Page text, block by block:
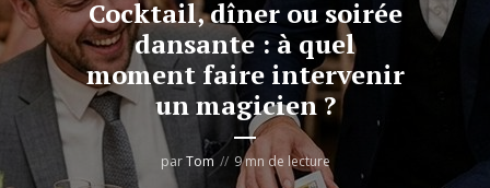
Cocktail, dîner ou soirée
dansante : à quel
moment faire intervenir
un magicien ?
parTom 9 mn de lecture